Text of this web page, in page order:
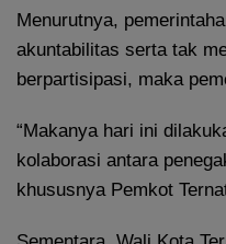
Menurutnya,
akuntabilitas serta tak
berpartisipasi, maka
“Makanya hari ini
kolaborasi antara
khususnya Pemkot